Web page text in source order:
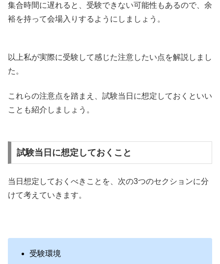
集合時間に遅れると、受験できない可能性もあるので、余
裕を持って会場入りするようにしましょう。
以上私が実際に受験して感じた注意したい点を解説しまし
た。
これらの注意点を踏まえ、試験当日に想定しておくといい
ことも紹介しましょう。
試験当日に想定しておくこと
当日想定しておくべきことを、次の3つのセクションに分
けて考えていきます。
受験環境